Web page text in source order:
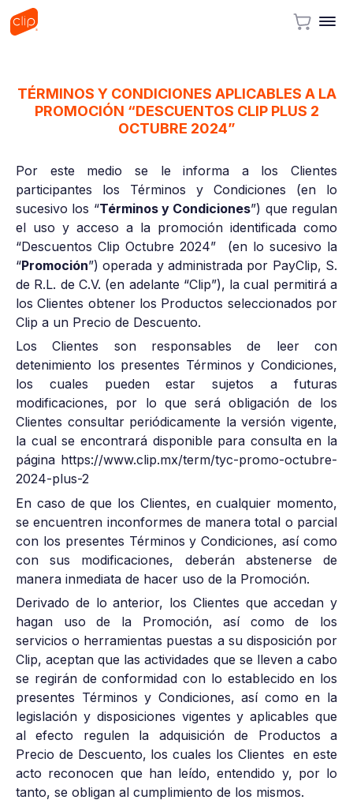
TÉRMINOS Y CONDICIONES APLICABLES A LA
PROMOCIÓN “DESCUENTOS CLIP PLUS 2
OCTUBRE 2024”
Por este medio se le informa a los Clientes
participantes los Términos y Condiciones (en lo
sucesivo los “Términos y Condiciones”) que regulan
el uso y acceso a la promoción identificada como
“Descuentos Clip Octubre 2024” (en lo sucesivo la
“Promoción”) operada y administrada por PayClip, S.
de R.L. de C.V. (en adelante “Clip”), la cual permitirá a
los Clientes obtener los Productos seleccionados por
Clip a un Precio de Descuento.
Los Clientes son responsables de leer con
detenimiento los presentes Términos y Condiciones,
los cuales pueden estar sujetos a futuras
modificaciones, por lo que será obligación de los
Clientes consultar periódicamente la versión vigente,
la cual se encontrará disponible para consulta en la
página https://www.clip.mx/term/tyc-promo-octubre-
2024-plus-2
En caso de que los Clientes, en cualquier momento,
se encuentren inconformes de manera total o parcial
con los presentes Términos y Condiciones, así como
con sus modificaciones, deberán abstenerse de
manera inmediata de hacer uso de la Promoción.
Derivado de lo anterior, los Clientes que accedan y
hagan uso de la Promoción, así como de los
servicios o herramientas puestas a su disposición por
Clip, aceptan que las actividades que se lleven a cabo
se regirán de conformidad con lo establecido en los
presentes Términos y Condiciones, así como en la
legislación y disposiciones vigentes y aplicables que
al efecto regulen la adquisición de Productos a
Precio de Descuento, los cuales los Clientes en este
acto reconocen que han leído, entendido y, por lo
tanto, se obligan al cumplimiento de los mismos.